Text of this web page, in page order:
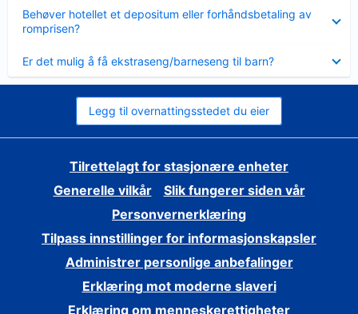
Behøver hotellet et depositum eller forhåndsbetaling av
romprisen?
mindre
Er det mulig å få ekstraseng/barneseng til barn?
mindre
Legg til overnattingsstedet du eier
Tilrettelagt for stasjonære enheter
Generelle vilkår
Slik fungerer siden vår
Personvernerklæring
Tilpass innstillinger for informasjonskapsler
Administrer personlige anbefalinger
Erklæring mot moderne slaveri
Erklæring om menneskerettigheter